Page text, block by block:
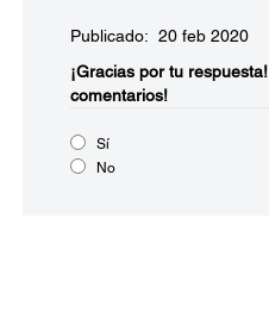
Publicado: 20 feb 2020
¡Gracias por tu respuesta!
comentarios!
Sí
No